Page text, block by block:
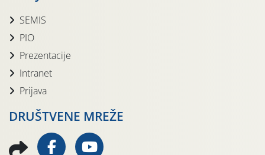
SEMIS
PIO
Prezentacije
Intranet
Prijava
DRUŠTVENE MREŽE